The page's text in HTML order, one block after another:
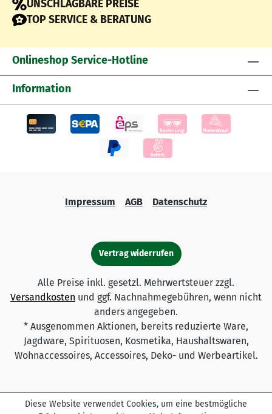
UNSCHLAGBARE PREISE
TOP SERVICE & BERATUNG
Onlineshop Service-Hotline
Information
Impressum AGB Datenschutz
Vertrag widerrufen
Alle Preise inkl. gesetzl. Mehrwertsteuer zzgl.
Versandkosten und ggf. Nachnahmegebühren, wenn nicht
anders angegeben.
* Ausgenommen Aktionen, bereits reduzierte Ware,
Jagdware, Spirituosen, Kosmetika, Haushaltswaren,
Wohnaccessoires, Accessoires, Deko- und Werbeartikel.
Diese Website verwendet Cookies, um eine bestmögliche